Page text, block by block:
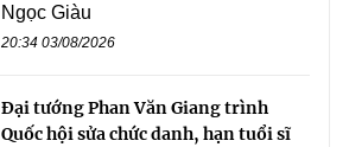
Ngọc Giàu
20:34 03/08/2026
Đại tướng Phan Văn Giang trình
Quốc hội sửa chức danh, hạn tuổi sĩ